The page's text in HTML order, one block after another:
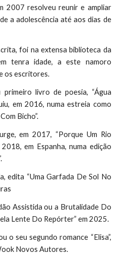
2007 resolveu reunir e ampliar
a adolescência até aos dias de
foi na extensa biblioteca da
tenra idade, a este namoro
os escritores.
livro de poesia, “Água
em 2016, numa estreia como
Bicho”.
em 2017, “Porque Um Rio
2018, em Espanha, numa edição
edita “Uma Garfada De Sol No
Assistida ou a Brutalidade Do
Lente Do Repórter” em 2025.
o seu segundo romance “Elisa”,
Novos Autores.